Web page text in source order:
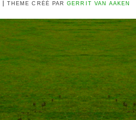
| THEME CRÉÉ PARGERRIT VAN AAKEN